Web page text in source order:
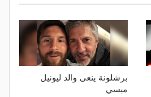
برشلونة ينعى والد ليونيل
ميسي